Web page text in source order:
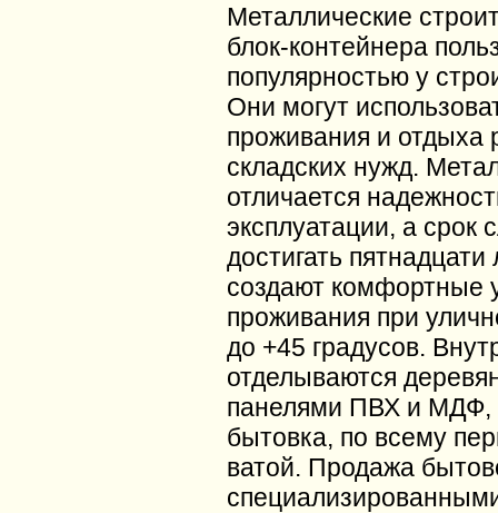
Металлические
блок-контейнера
популярностью у
Они могут
проживания и отдыха
складских нужд.
отличается
эксплуатации, а
достигать
создают комфортные
проживания при
до +45 градусов.
отделываются
панелями ПВХ и МДФ,
бытовка, по всему
ватой. Продажа